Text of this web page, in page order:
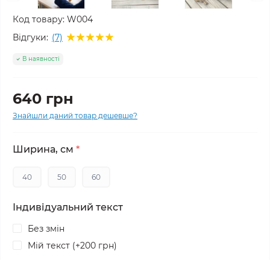
Код товару: W004
Відгуки: (7)
В наявності
640 грн
Знайшли даний товар дешевше?
Ширина, см *
40 50 60
Індивідуальний текст
Без змін
Мій текст (+200 грн)